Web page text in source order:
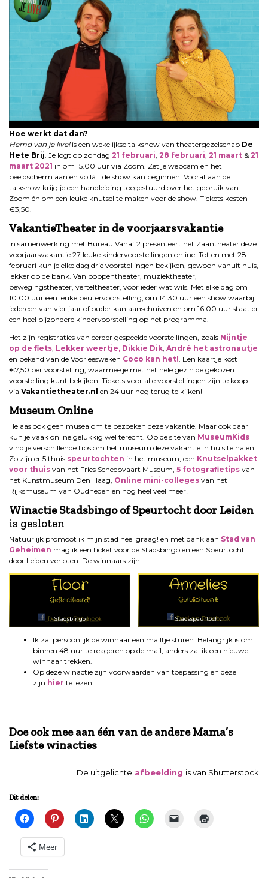
Hoe werkt dat dan?
Hemd van je live! is een wekelijkse talkshow van theatergezelschap De
Hete Brij. Je logt op zondag 21 februari, 28 februari, 21 maart &21
maart 2021 in om 15.00 uur via Zoom. Zet je webcam en het
beeldscherm aan en voilà… de show kan beginnen! Vooraf aan de
talkshow krijg je een handleiding toegestuurd over het gebruik van
Zoom én om een leuke knutsel te maken voor de show. Tickets kosten
€3,50.
VakantieTheater in de voorjaarsvakantie
In samenwerking met Bureau Vanaf 2 presenteert het Zaantheater deze
voorjaarsvakantie 27 leuke kindervoorstellingen online. Tot en met 28
februari kun je elke dag drie voorstellingen bekijken, gewoon vanuit huis,
lekker op de bank. Van poppentheater, muziektheater,
bewegingstheater, verteltheater, voor ieder wat wils. Met elke dag om
10.00 uur een leuke peutervoorstelling, om 14.30 uur een show waarbij
iedereen van vier jaar of ouder kan aanschuiven en om 16.00 uur staat er
een heel bijzondere kindervoorstelling op het programma.
Het zijn registraties van eerder gespeelde voorstellingen, zoals Nijntje
op de fiets, Lekker weertje, Dikkie Dik, André het astronautje
en bekend van de Voorleesweken Coco kan het!. Een kaartje kost
€7,50 per voorstelling, waarmee je met het hele gezin de gekozen
voorstelling kunt bekijken. Tickets voor alle voorstellingen zijn te koop
via Vakantietheater.nl en 24 uur nog terug te kijken!
Museum Online
Helaas ook geen musea om te bezoeken deze vakantie. Maar ook daar
kun je vaak online gelukkig wel terecht. Op de site van MuseumKids
vind je verschillende tips om het museum deze vakantie in huis te halen.
Zo zijn er 5 thuis speurtochten in het museum, een Knutselpakket
voor thuis van het Fries Scheepvaart Museum, 5 fotografietips van
het Kunstmuseum Den Haag, Online mini-colleges van het
Rijksmuseum van Oudheden en nog heel veel meer!
Winactie Stadsbingo of Speurtocht door Leiden
is gesloten
Natuurlijk promoot ik mijn stad heel graag! en met dank aan Stad van
Geheimen mag ik een ticket voor de Stadsbingo en een Speurtocht
door Leiden verloten. De winnaars zijn
Stadsbingo Stadsspeurtocht
Ik zal persoonlijk de winnaar een mailtje sturen. Belangrijk is om
binnen 48 uur te reageren op de mail, anders zal ik een nieuwe
winnaar trekken.
Op deze winactie zijn voorwaarden van toepassing en deze
zijn hier te lezen.
Doe ook mee aan één van de andere Mama’s
Liefste winacties
De uitgelichte afbeelding is van Shutterstock
Dit delen:
Meer